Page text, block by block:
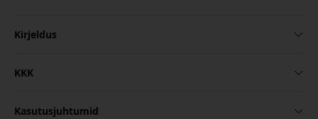
Kirjeldus
KKK
Kasutusjuhtumid